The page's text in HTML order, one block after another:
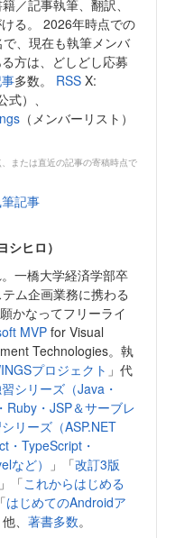
／記事執筆、翻訳、
る。 2026年時点での
、現在も執筆メンバ
方は、どしどし応募
多数。 RSS X:
式）、
（メンバーリスト）
または直近の記事の寄稿時点で
記事
シヒロ）
一橋大学経済学部卒
ム企画業務に携わる
かなってフリーライ
MVPfor Visual
Technologies。執
プロジェクト 」代
シリーズ（Java・
Ruby・JSP＆サーブレ
リーズ（ASP.NET
・TypeScript・
など）
」「改訂3版
」「これからはじめる
はじめてのAndroidア
、 著書多数。